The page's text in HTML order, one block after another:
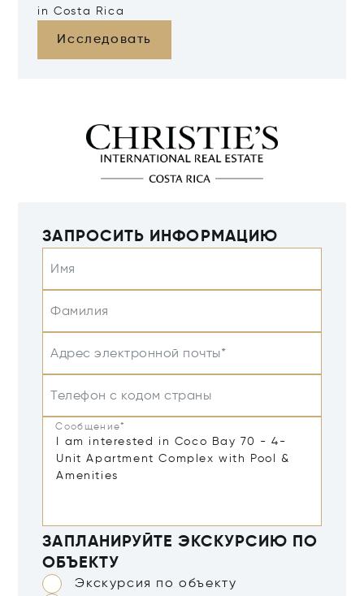
in Costa Rica
Исследовать
ЗАПРОСИТЬ ИНФОРМАЦИЮ
Имя
Фамилия
Адрес электронной почты*
Телефон с кодом страны
Сообщение*
ЗАПЛАНИРУЙТЕ ЭКСКУРСИЮ ПО
ОБЪЕКТУ
Экскурсия по объекту